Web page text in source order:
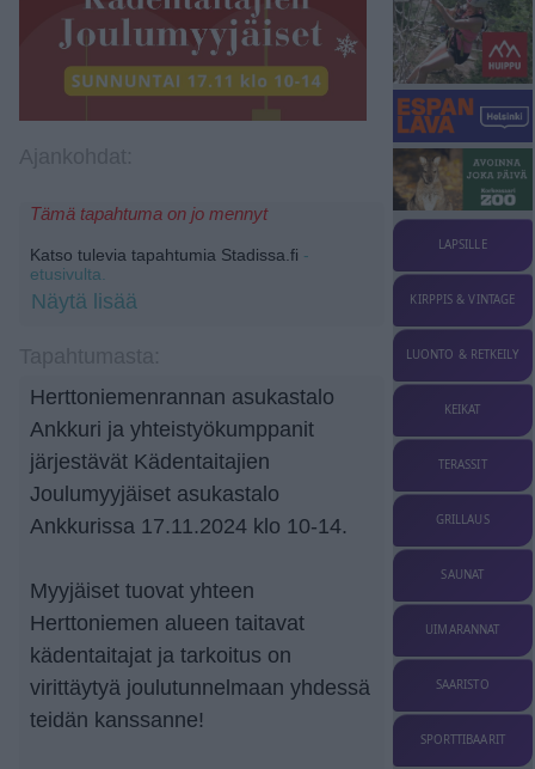
Tämä tapahtuma on jo mennyt
Katso tulevia tapahtumia Stadissa.fi -
etusivulta.
Näytä lisää
Herttoniemenrannan asukastalo
Ankkuri ja yhteistyökumppanit
järjestävät Kädentaitajien
Joulumyyjäiset asukastalo
Ankkurissa 17.11.2024 klo 10-14.
Myyjäiset tuovat yhteen
Herttoniemen alueen taitavat
kädentaitajat ja tarkoitus on
virittäytyä joulutunnelmaan yhdessä
teidän kanssanne!
LAPSILLE
KIRPPIS & VINTAGE
LUONTO & RETKEILY
KEIKAT
TERASSIT
GRILLAUS
SAUNAT
UIMARANNAT
SAARISTO
SPORTTIBAARIT